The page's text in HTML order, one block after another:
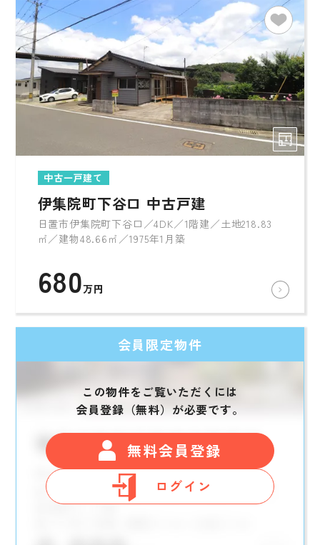
中古一戸建て
伊集院町下谷口 中古戸建
日置市伊集院町下谷口／4DK／1階建／土地218.83
㎡／建物48.66㎡／1975年1月築
680万円
会員限定物件
この物件をご覧いただくには
会員登録（無料）が必要です。
無料会員登録
ログイン